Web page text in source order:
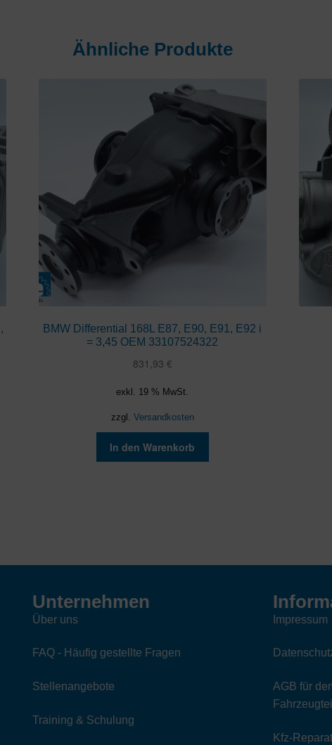
Ähnliche Produkte
BMW Differential 168L E87, E90, E91, E92 i
= 3,45 OEM 33107524322
831,93 €
exkl. 19 % MwSt.
zzgl. Versandkosten
In den Warenkorb
Unternehmen
Über uns
FAQ - Häufig gestellte Fragen
Stellenangebote
Training & Schulung
Impressum
AGB für
Kfz-